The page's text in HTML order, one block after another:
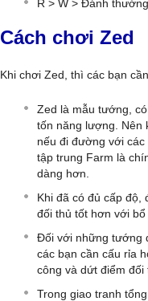
R > W > Đánh
Cách chơi Zed
Khi chơi Zed, thì các bạn
Zed là mẫu tướng,
tốn năng lượng. Nên
nếu đi đường với
tập trung Farm là
dàng hơn.
Khi đã có đủ cấp độ,
đối thủ tốt hơn với bổ
Đối với những tướng
các bạn cần cấu rỉa
công và dứt điểm đối
Trong giao tranh